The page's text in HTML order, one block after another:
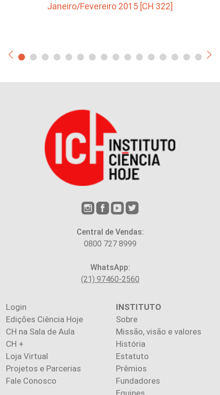
Janeiro/Fevereiro 2015 [CH 322]
Central de Vendas:
0800 727 8999
WhatsApp:
(21) 97460-2560
Login
Edições Ciência Hoje
CH na Sala de Aula
CH +
Loja Virtual
Projetos e Parcerias
Fale Conosco
INSTITUTO
Sobre
Missão, visão e valores
História
Estatuto
Prêmios
Fundadores
Equipes